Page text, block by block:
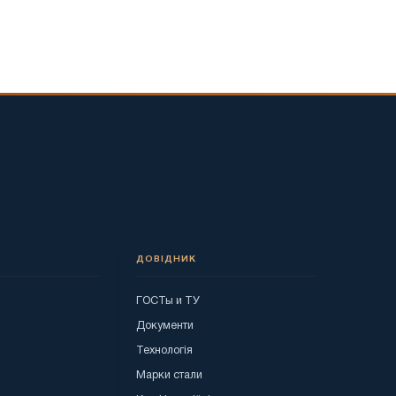
ДОВІДНИК
ГОСТы и ТУ
Документи
Технологія
Марки стали